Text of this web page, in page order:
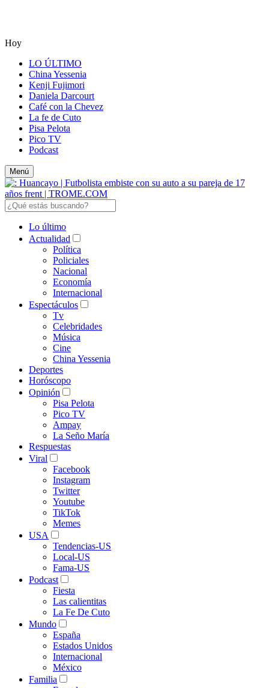
Hoy
LO ÚLTIMO
China Yessenia
Kenji Fujimori
Daniela Darcourt
Café con la Chevez
La fe de Cuto
Pisa Pelota
Pico TV
Podcast
Menú
Lo último
Actualidad
Política
Policiales
Nacional
Economía
Internacional
Espectáculos
Tv
Celebridades
Música
Cine
China Yessenia
Deportes
Horóscopo
Opinión
Pisa Pelota
Pico TV
Ampay
La Seño María
Respuestas
Viral
Facebook
Instagram
Twitter
Youtube
TikTok
Memes
USA
Tendencias-US
Local-US
Fama-US
Podcast
Fiesta
Las calientitas
La Fe De Cuto
Mundo
España
Estados Unidos
Internacional
México
Familia